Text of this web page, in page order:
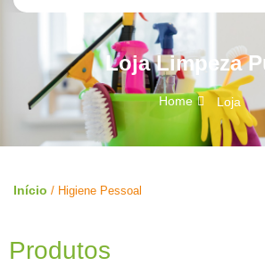
Loja Limpeza
Home Loja
Início / Higiene Pessoal
Produtos